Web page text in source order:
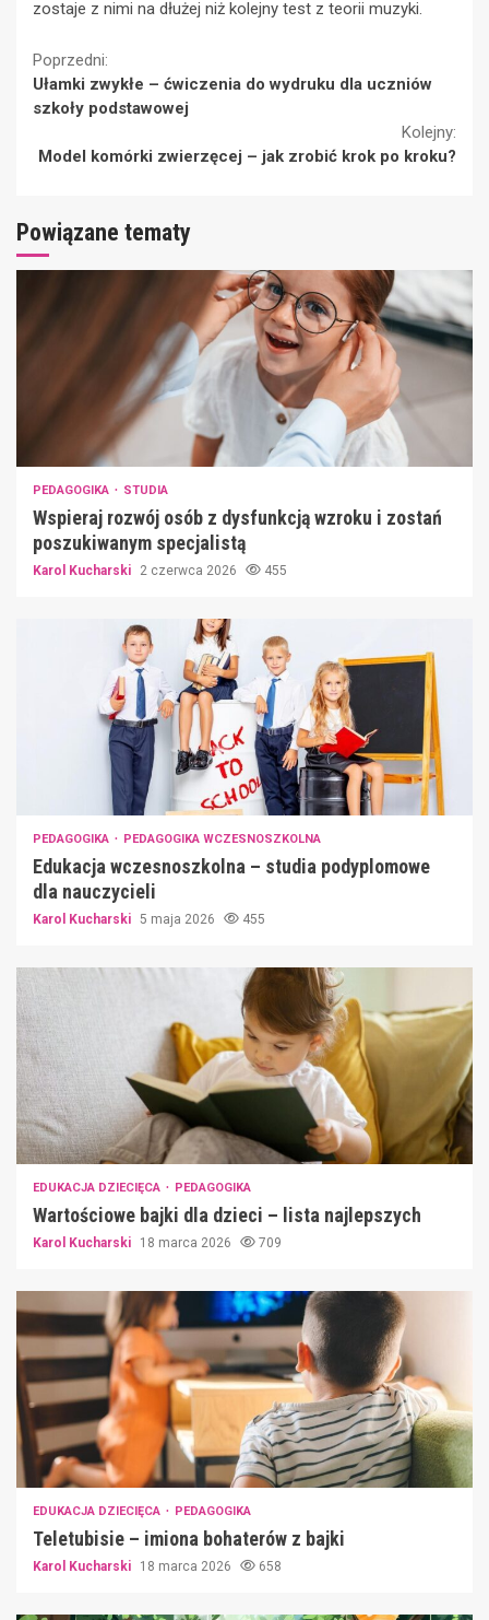
zostaje z nimi na dłużej niż kolejny test z teorii muzyki.
Continue
Reading
Poprzedni:
Ułamki zwykłe – ćwiczenia do wydruku dla uczniów
szkoły podstawowej
Kolejny:
Model komórki zwierzęcej – jak zrobić krok po kroku?
Powiązane tematy
PEDAGOGIKA STUDIA
Wspieraj rozwój osób z dysfunkcją wzroku i zostań
poszukiwanym specjalistą
Karol Kucharski 2 czerwca 2026 455
PEDAGOGIKA PEDAGOGIKA WCZESNOSZKOLNA
Edukacja wczesnoszkolna – studia podyplomowe
dla nauczycieli
Karol Kucharski 5 maja 2026 455
EDUKACJA DZIECIĘCA PEDAGOGIKA
Wartościowe bajki dla dzieci – lista najlepszych
Karol Kucharski 18 marca 2026 709
EDUKACJA DZIECIĘCA PEDAGOGIKA
Teletubisie – imiona bohaterów z bajki
Karol Kucharski 18 marca 2026 658